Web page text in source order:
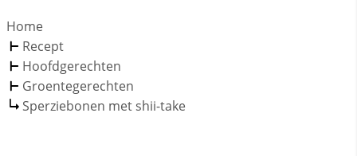
Home
Recept
Hoofdgerechten
Groentegerechten
Sperziebonen met shii-take